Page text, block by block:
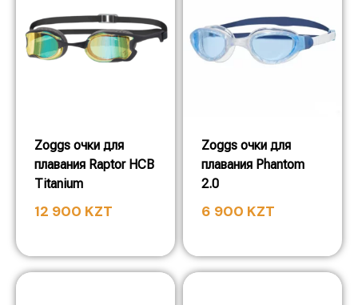
Zoggs очки для
плавания Raptor HCB
Titanium
12 900 KZT
Zoggs очки для
плавания Phantom
2.0
6 900 KZT